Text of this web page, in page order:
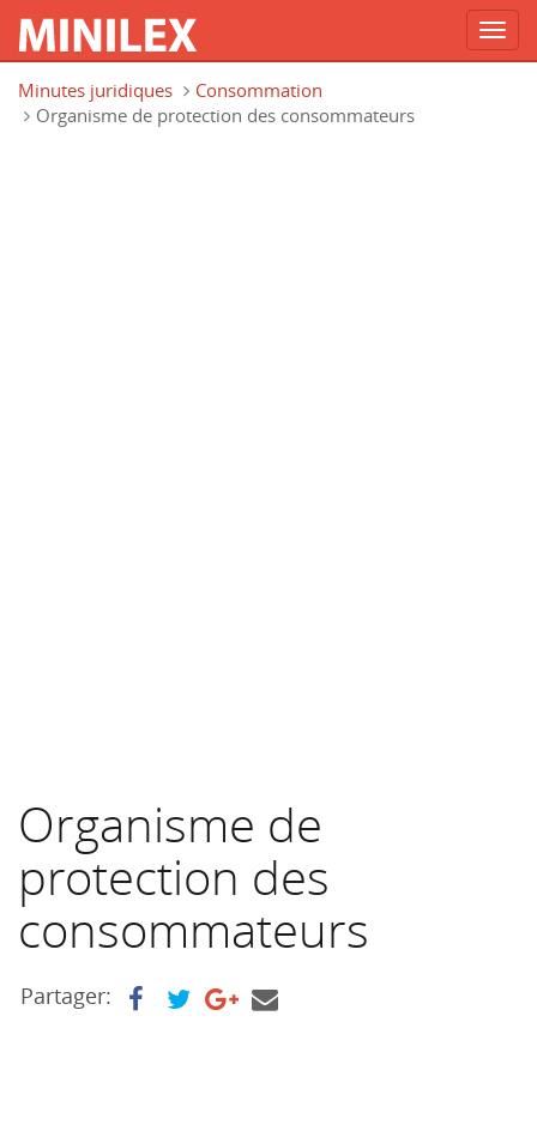
Minutes juridiques
Consommation
Organisme de protection des consommateurs
Organisme de
protection des
consommateurs
Partager: